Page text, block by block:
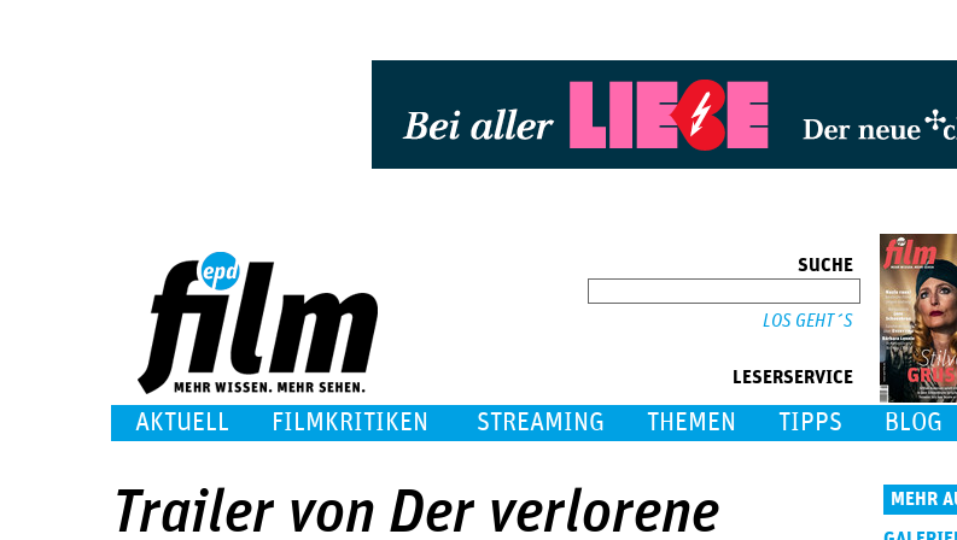
SUCHE
LESERSERVICE
AKTUELL FILMKRITIKEN STREAMING THEMEN TIPPS BLOG
Trailer von Der verlorene MEHR